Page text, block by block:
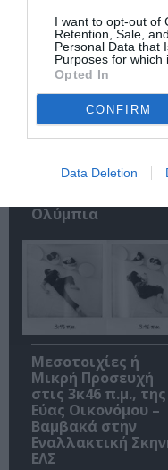
I want to opt-out of
Retention, Sale,
Personal Data that
Purposes for which
Opted In
CONFIRM
Data Deletion
Αυτή η νύχτα μένει,
του Θάνου
σκηνοθεσία
Αστέριου Πελτέκη
Ολύμπια
Μεσοτοιχίες ή
Μικρή Προσευχή
στις 3κ46 π.μ., της
Εύας Οικονόμου –
Βαμβακά στην
Εναλλακτική
ΕΛΣ